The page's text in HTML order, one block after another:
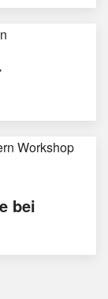
bei